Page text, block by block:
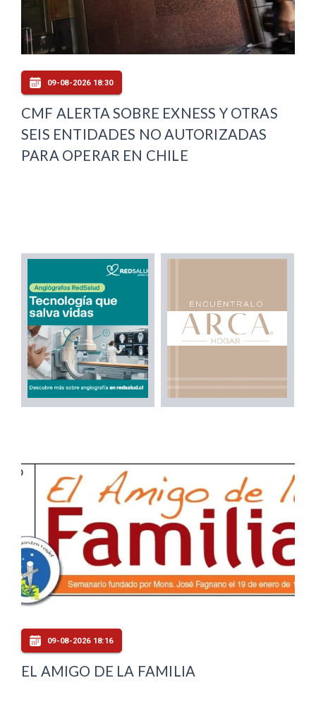
09-08-2026 18:30
CMF ALERTA SOBRE EXNESS Y OTRAS
SEIS ENTIDADES NO AUTORIZADAS
PARA OPERAR EN CHILE
09-08-2026 18:16
EL AMIGO DE LA FAMILIA